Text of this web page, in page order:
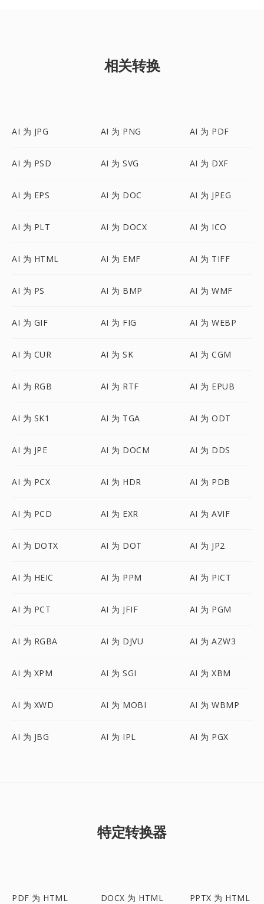
相关转换
AI 为 JPG AI 为 PNG AI 为 PDF
AI 为 PSD AI 为 SVG AI 为 DXF
AI 为 EPS AI 为 DOC AI 为 JPEG
AI 为 PLT AI 为 DOCX AI 为 ICO
AI 为 HTML AI 为 EMF AI 为 TIFF
AI 为 PS AI 为 BMP AI 为 WMF
AI 为 GIF AI 为 FIG AI 为 WEBP
AI 为 CUR AI 为 SK AI 为 CGM
AI 为 RGB AI 为 RTF AI 为 EPUB
AI 为 SK1 AI 为 TGA AI 为 ODT
AI 为 JPE AI 为 DOCM AI 为 DDS
AI 为 PCX AI 为 HDR AI 为 PDB
AI 为 PCD AI 为 EXR AI 为 AVIF
AI 为 DOTX AI 为 DOT AI 为 JP2
AI 为 HEIC AI 为 PPM AI 为 PICT
AI 为 PCT AI 为 JFIF AI 为 PGM
AI 为 RGBA AI 为 DJVU AI 为 AZW3
AI 为 XPM AI 为 SGI AI 为 XBM
AI 为 XWD AI 为 MOBI AI 为 WBMP
AI 为 JBG AI 为 IPL AI 为 PGX
特定转换器
PDF 为 HTML DOCX 为 HTML PPTX 为 HTML